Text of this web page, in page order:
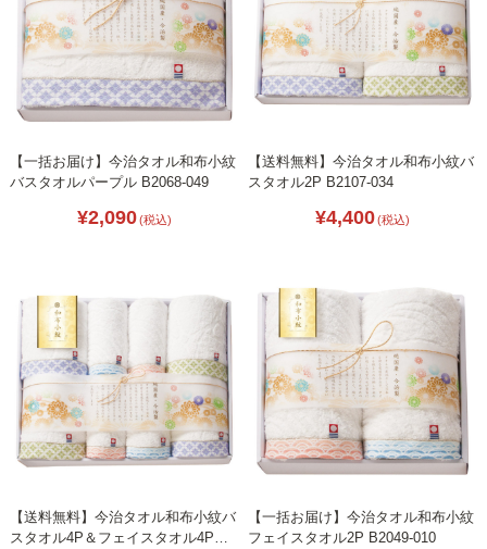
【一括お届け】今治タオル和布小紋
バスタオルパープル B2068-049
¥2,090(税込)
【送料無料】今治タオル和布小紋バ
スタオル2P B2107-034
¥4,400(税込)
【送料無料】今治タオル和布小紋バ
スタオル4P＆フェイスタオル4P
【一括お届け】今治タオル和布小紋
フェイスタオル2P B2049-010